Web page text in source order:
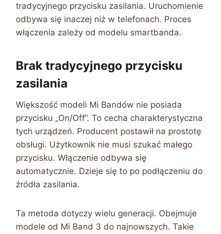
tradycyjnego przycisku zasilania. Uruchomienie
odbywa się inaczej niż w telefonach. Proces
włączenia zależy od modelu smartbanda.
Brak tradycyjnego przycisku
zasilania
Większość modeli Mi Bandów nie posiada
przycisku „On/Off”. To cecha charakterystyczna
tych urządzeń. Producent postawił na prostotę
obsługi. Użytkownik nie musi szukać małego
przycisku. Włączenie odbywa się
automatycznie. Dzieje się to po podłączeniu do
źródła zasilania.
Ta metoda dotyczy wielu generacji. Obejmuje
modele od Mi Band 3 do najnowszych. Takie